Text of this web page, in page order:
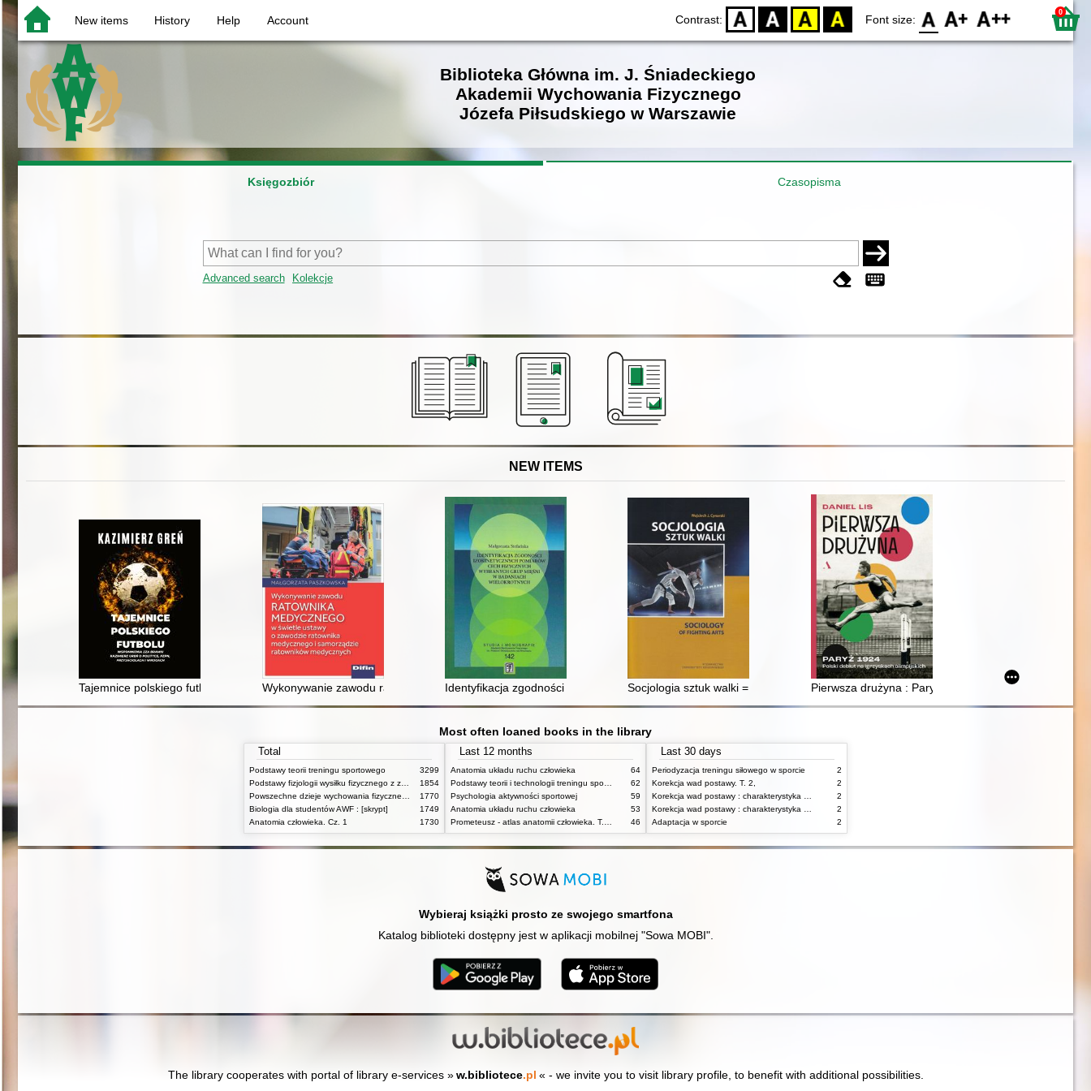
New items History Help Account Contrast: D BW YB BY Font size: F0 F1 F2 0
Biblioteka Główna im. J. Śniadeckiego
Akademii Wychowania Fizycznego
Józefa Piłsudskiego w Warszawie
Księgozbiór Czasopisma
Advanced search Kolekcje
NEW ITEMS
Tajemnice polskiego futbolu : Kazimierz Greń o polityce, PZPN, przyjaciołach i wrogach
Wykonywanie zawodu ratownika medycznego w świetle ustawy o zawodzie ratownika medycznego i samorządzie ratowników medycznych
Identyfikacja zgodności izokinetycznych pomiarów cech fizycznych wybranych grup mięśni w badaniach wielokrotnych
Socjologia sztuk walki = Sociology of fighting artsPierwsza drużyna : Paryż 1924 : polski debiut na
Most often loaned books in the library
Total
Podstawy teorii treningu sportowego
3299
Podstawy fizjologii wysiłku fizycznego z zarysem fizjologii człowieka
1854
Powszechne dzieje wychowania fizycznego i sportu
1770
Biologia dla studentów AWF : [skrypt]
1749
Anatomia człowieka. Cz. 1
1730
Last 12 months
Anatomia układu ruchu człowieka
64
Podstawy teorii i technologii treningu sportowego : praca zbiorowa. T. 2
62
Psychologia aktywności sportowej
59
Anatomia układu ruchu człowieka
53
Prometeusz - atlas anatomii człowieka. T. 1,
46
Last 30 days
Periodyzacja treningu siłowego w sporcie
2
Korekcja wad postawy. T. 2,
2
Korekcja wad postawy : charakterystyka wad postawy oraz postępowanie korekcyjne w poszczególnych rodzajach wad. T. 1
2
Korekcja wad postawy : charakterystyka wad postawy oraz postępowanie korekcyjne w poszczególnych rodzajach wad. T. 2
2
Adaptacja w sporcie
2
Wybieraj książki prosto ze swojego smartfona
Katalog biblioteki dostępny jest w aplikacji mobilnej "Sowa MOBI".
The library cooperates with portal of library e-services » w.bibliotece.pl « - we invite you to visit library profile, to benefit with additional possibilities.